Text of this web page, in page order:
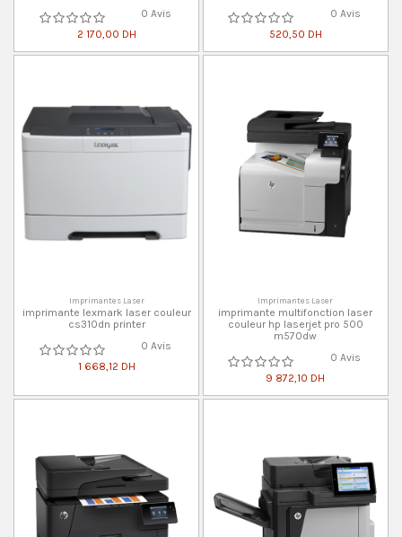
0 Avis
2 170,00 DH
0 Avis
520,50 DH
Imprimantes Laser
imprimante lexmark laser couleur
cs310dn printer
0 Avis
1 668,12 DH
Imprimantes Laser
imprimante multifonction laser
couleur hp laserjet pro 500
m570dw
0 Avis
9 872,10 DH